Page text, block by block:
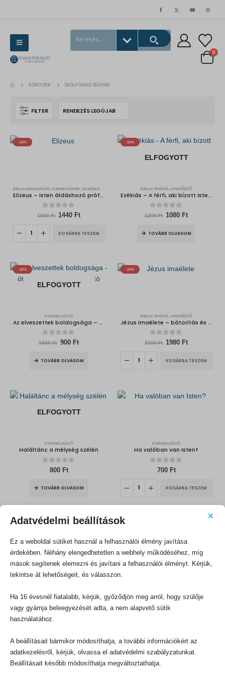
0
KÖNYVEK WOLFGANG BÜHNE
FILTER
-10%
BIBLIAI MAGYARÁZAT, KOMMENTÁROK, SEGÉDKÖNYVEK
Elizeus – Isten áldáshozó prófétája
0out of 5
1600Ft
Original
1600 Ft.
1440 FtCurrent
1440 Ft.
KOSÁRBA TESZEM
-10%
ELFOGYOTT
BIBLIAI TANÍTÁS, HITERŐSÍTŐ
Ezékiás – A férfi, aki bízott Istenben
0out of 5
1200Ft
Original
1200 Ft.
1080 FtCurrent
1080 Ft.
TOVÁBB OLVASOM
-10%
ELFOGYOTT
EVANGELIZÁCIÓ
Az elveszettek boldogsága – öt, mindent megváltoztató találkozás története
0out of 5
1000Ft
Original
1000 Ft.
900 FtCurrent
900 Ft.
TOVÁBB OLVASOM
-10%
BIBLIAI TANÍTÁS, HITERŐSÍTŐ
Jézus imaélete – bátorítás és kihívás számunkra
0out of 5
2200Ft
Original
2200 Ft.
1980 FtCurrent
1980 Ft.
KOSÁRBA TESZEM
ELFOGYOTT
EVANGELIZÁCIÓ
Haláltánc a mélység szélén
out of 5
800 Ft
TOVÁBB OLVASOM
EVANGELIZÁCIÓ
Ha valóban van Isten?
out of 5
700 Ft
KOSÁRBA TESZEM
CSALÁD, HÁZASSÁG, GYERMEKNEVELÉS
Barátság, szerelem, szexualitás és Jézus Krisztus követése
0out of 5
900Ft 0out of 5
250Ft
Adatvédelmi beállítások ×
Ez a weboldal sütiket használ a felhasználói élmény javítása
érdekében. Néhány elengedhetetlen a webhely működéséhez, míg
mások segítenek elemezni és javítani a felhasználói élményt. Kérjük,
tekintse át lehetőségeit, és válasszon.
Ha 16 évesnél fiatalabb, kérjük, győződjön meg arról, hogy szülője
vagy gyámja beleegyezését adta, a nem alapvető sütik
használatához.
A beállításait bármikor módosíthatja, a további információkért az
adatkezelésről, kérjük, olvassa el adatvédelmi szabályzatunkat.
Beállításait később módosíthatja megváltoztathatja.